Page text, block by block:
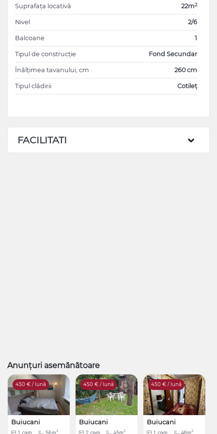
Suprafața locativă 22m2
Nivel 2/6
Balcoane 1
Tipul de construcție Fond Secundar
Înălțimea tavanului, cm 260 cm
Tipul clădirii Cotileț
FACILITATI
Anunțuri asemănătoare
450 € / lună
Buiucani
2
450 € / lună
Buiucani
2
450 € / lună
Buiucani
2